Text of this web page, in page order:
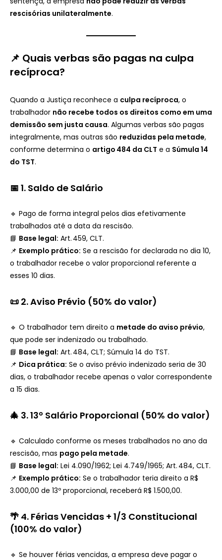
rescisórias unilateralmente.
📌 Quais verbas são pagas na culpa
recíproca?
Quando a Justiça reconhece a culpa recíproca, o
trabalhador não recebe todos os direitos como em uma
demissão sem justa causa. Algumas verbas são pagas
integralmente, mas outras são reduzidas pela metade,
conforme determina o artigo 484 da CLT e a Súmula 14
do TST.
📅 1. Saldo de Salário
🔹 Pago de forma integral pelos dias efetivamente
trabalhados até a data da rescisão.
📘 Base legal: Art. 459, CLT.
📌 Exemplo prático: Se a rescisão for declarada no dia 10,
o trabalhador recebe o valor proporcional referente a
esses 10 dias.
📜 2. Aviso Prévio (50% do valor)
🔹 O trabalhador tem direito a metade do aviso prévio,
que pode ser indenizado ou trabalhado.
📘 Base legal: Art. 484, CLT; Súmula 14 do TST.
📌 Dica prática: Se o aviso prévio indenizado seria de 30
dias, o trabalhador recebe apenas o valor correspondente
a 15 dias.
🎄 3. 13º Salário Proporcional (50% do valor)
🔹 Calculado conforme os meses trabalhados no ano da
rescisão, mas pago pela metade.
📘 Base legal: Lei 4.090/1962; Lei 4.749/1965; Art. 484, CLT.
📌 Exemplo prático: Se o trabalhador teria direito a R$
3.000,00 de 13º proporcional, receberá R$ 1.500,00.
🌴 4. Férias Vencidas + 1/3 Constitucional
(100% do valor)
🔹 Se houver férias vencidas, a empresa deve pagar o